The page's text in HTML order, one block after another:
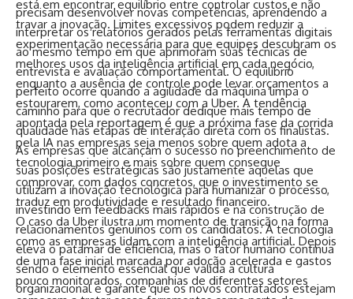
está em encontrar equilíbrio entre controlar custos e não
travar a inovação. Limites excessivos podem reduzir a
experimentação necessária para que equipes descubram os
melhores usos da inteligência artificial em cada negócio,
enquanto a ausência de controle pode levar orçamentos a
estourarem, como aconteceu com a Uber. A tendência
apontada pela reportagem é que a próxima fase da corrida
pela IA nas empresas seja menos sobre quem adota a
tecnologia primeiro e mais sobre quem consegue
comprovar, com dados concretos, que o investimento se
traduz em produtividade e resultado financeiro.
O caso da Uber ilustra um momento de transição na forma
como as empresas lidam com a inteligência artificial. Depois
de uma fase inicial marcada por adoção acelerada e gastos
pouco monitorados, companhias de diferentes setores
precisam desenvolver novas competências, aprendendo a
interpretar os relatórios gerados pelas ferramentas digitais
ao mesmo tempo em que aprimoram suas técnicas de
entrevista e avaliação comportamental. O equilíbrio
perfeito ocorre quando a agilidade da máquina limpa o
caminho para que o recrutador dedique mais tempo de
qualidade nas etapas de interação direta com os finalistas.
As empresas que alcançam o sucesso no preenchimento de
suas posições estratégicas são justamente aquelas que
utilizam a inovação tecnológica para humanizar o processo,
investindo em feedbacks mais rápidos e na construção de
relacionamentos genuínos com os candidatos. A tecnologia
eleva o patamar de eficiência, mas o fator humano continua
sendo o elemento essencial que valida a cultura
organizacional e garante que os novos contratados estejam